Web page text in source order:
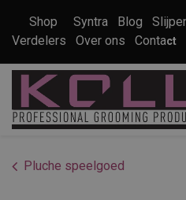
Shop Syntra Blog
Verdelers
Over ons Contact
Pluche speelgoed